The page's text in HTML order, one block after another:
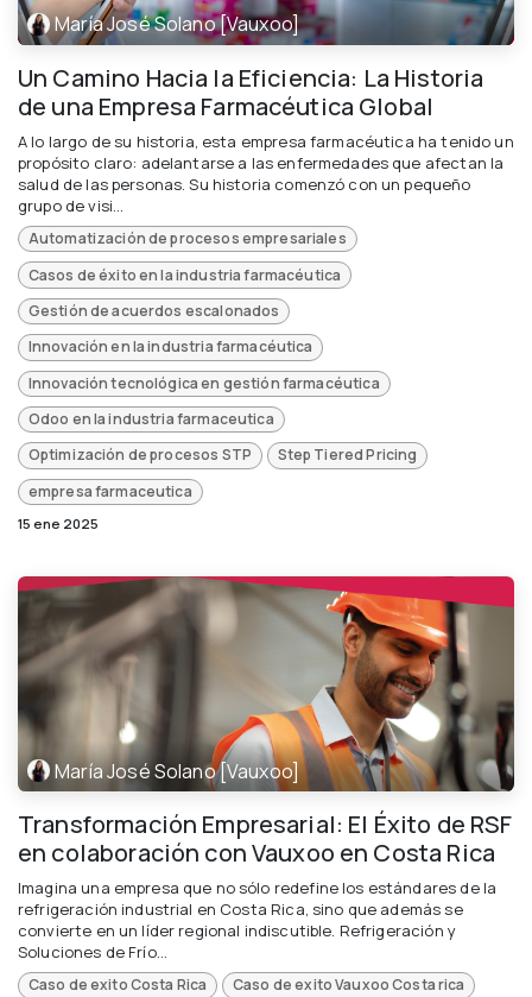
María José Solano [Vauxoo]
Un Camino Hacia la Eficiencia: La Historia
de una Empresa Farmacéutica Global
A lo largo de su historia, esta empresa farmacéutica ha tenido un
propósito claro: adelantarse a las enfermedades que afectan la
salud de las personas. Su historia comenzó con un pequeño
grupo de visi...
Automatización de procesos empresariales
Casos de éxito en la industria farmacéutica
Gestión de acuerdos escalonados
Innovación en la industria farmacéutica
Innovación tecnológica en gestión farmacéutica
Odoo en la industria farmaceutica
Optimización de procesos STP
Step Tiered Pricing
empresa farmaceutica
15 ene 2025
María José Solano [Vauxoo]
Transformación Empresarial: El Éxito de RSF
en colaboración con Vauxoo en Costa Rica
Imagina una empresa que no sólo redefine los estándares de la
refrigeración industrial en Costa Rica, sino que además se
convierte en un líder regional indiscutible. Refrigeración y
Soluciones de Frío...
Caso de exito Costa Rica
Caso de exito Vauxoo Costa rica